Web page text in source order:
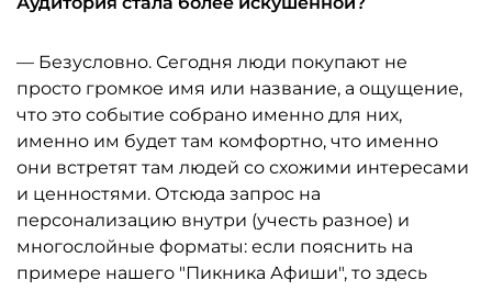
— Безусловно. Сегодня люди покупают не
просто громкое имя или название, а ощущение,
что это событие собрано именно для них,
именно им будет там комфортно, что именно
они встретят там людей со схожими интересами
и ценностями. Отсюда запрос на
персонализацию внутри (учесть разное) и
многослойные форматы: если пояснить на
примере нашего "Пикника Афиши", то здесь